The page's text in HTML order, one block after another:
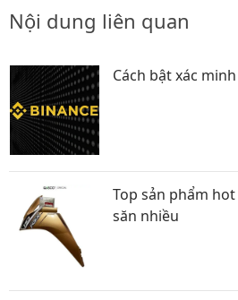
Nội dung liên quan
Cách bật xác
Top sản phẩm
săn nhiều